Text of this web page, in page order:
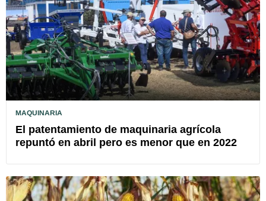
MAQUINARIA
El patentamiento de maquinaria agrícola
repuntó en abril pero es menor que en 2022